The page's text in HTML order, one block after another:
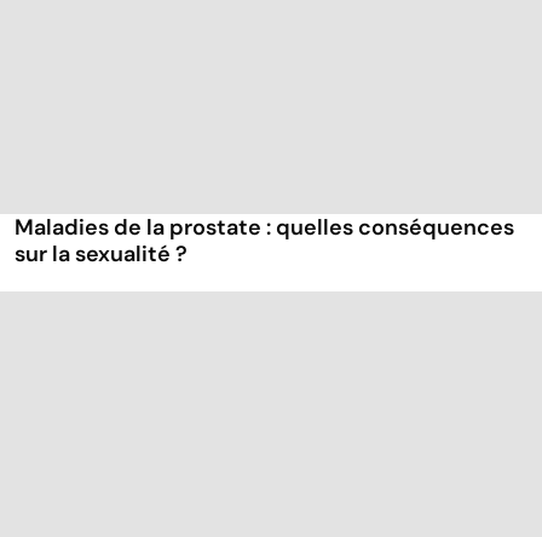
Maladies de la prostate : quelles conséquences
sur la sexualité ?